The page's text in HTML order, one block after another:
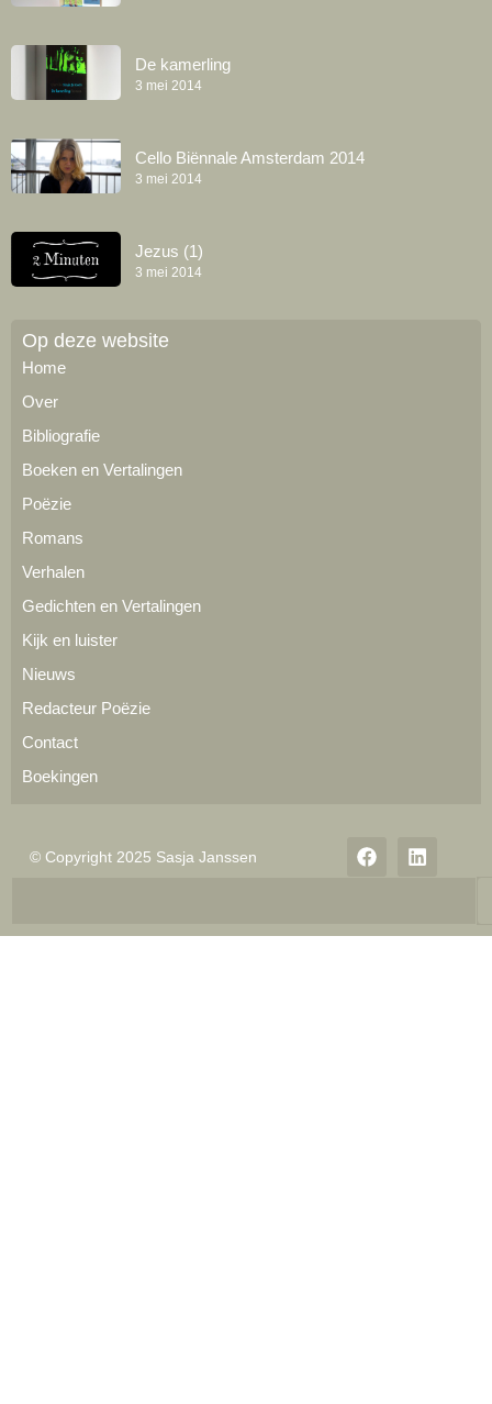
De kamerling
3 mei 2014
Cello Biënnale Amsterdam 2014
3 mei 2014
Jezus (1)
3 mei 2014
Op deze website
Home
Over
Bibliografie
Boeken en Vertalingen
Poëzie
Romans
Verhalen
Gedichten en Vertalingen
Kijk en luister
Nieuws
Redacteur Poëzie
Contact
Boekingen
© Copyright 2025 Sasja Janssen